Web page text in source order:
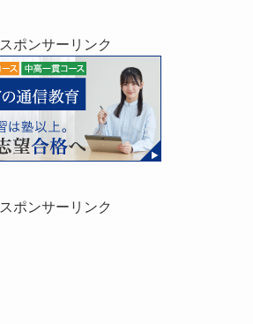
スポンサーリンク
スポンサーリンク